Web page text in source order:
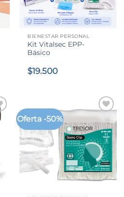
BIENESTAR PERSONAL
Kit Vitalsec EPP-
Básico
$19.500
Oferta -50%